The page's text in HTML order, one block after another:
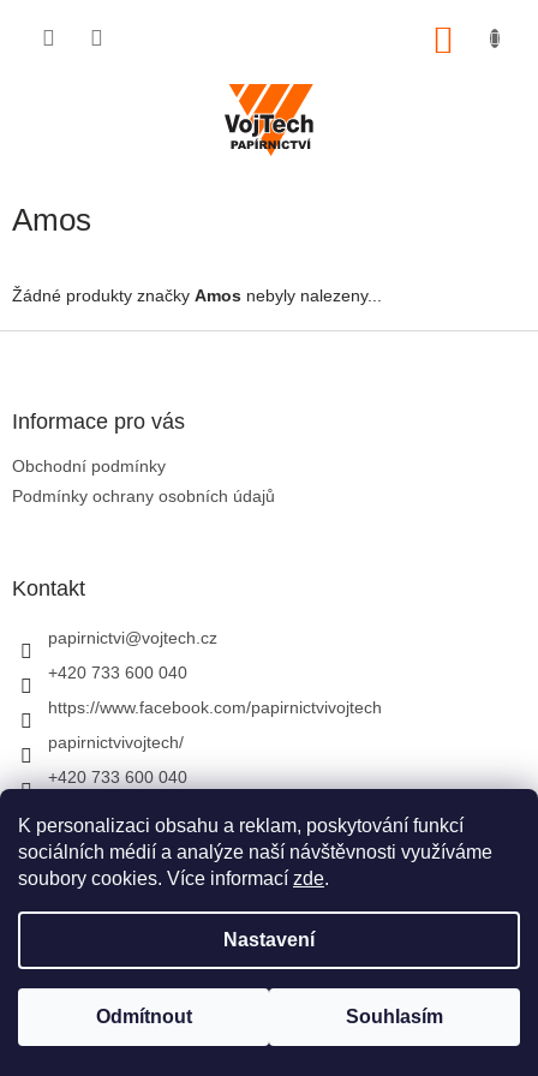
K personalizaci obsahu a reklam, poskytování funkcí
sociálních médií a analýze naší návštěvnosti využíváme
soubory cookies. Více informací zde.
Nastavení
Odmítnout Souhlasím
Amos
Žádné produkty značky Amos nebyly nalezeny...
Informace pro vás
Obchodní podmínky
Podmínky ochrany osobních údajů
Kontakt
papirnictvi@vojtech.cz
+420 733 600 040
https://www.facebook.com/papirnictvivojtech
papirnictvivojtech/
+420 733 600 040
Vytvořil Shoptet&
Papírnictví VojTech
vyhrazena.Upravit nastavení cookies